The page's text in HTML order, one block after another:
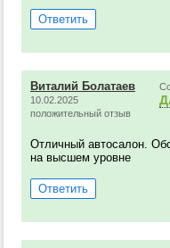
Ответить
Виталий Болатаев
10.02.2025
положительный отзыв
Отличный автосалон.
на высшем уровне
Ответить